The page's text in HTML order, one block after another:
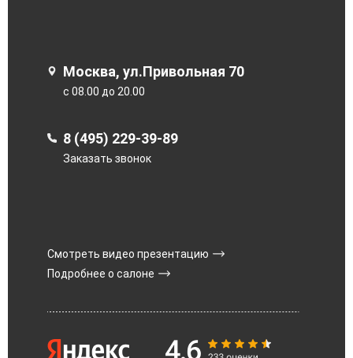
Москва, ул.Привольная 70
с 08.00 до 20.00
8 (495) 229-39-89
Заказать звонок
Смотреть видео презентацию
Подробнее о салоне